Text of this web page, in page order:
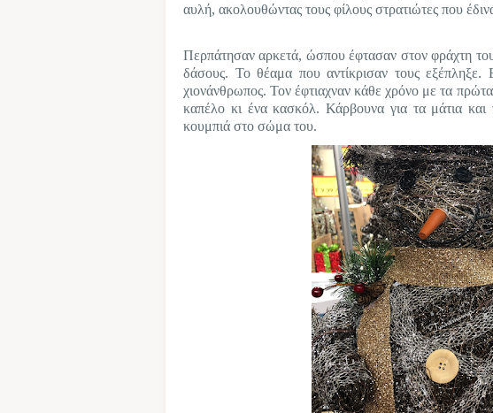
αυλή, ακολουθώντας τους φίλους στρατιώτες που
Περπάτησαν αρκετά, ώσπου έφτασαν στον φράχτη
δάσους. Το θέαμα που αντίκρισαν τους
χιονάνθρωπος. Τον έφτιαχναν κάθε χρόνο με τα
καπέλο κι ένα κασκόλ. Κάρβουνα για τα μάτια
κουμπιά στο σώμα του.